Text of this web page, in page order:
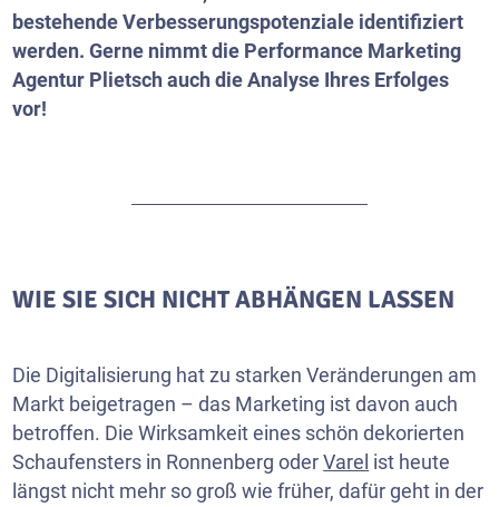
bestehende Verbesserungspotenziale identifiziert
werden. Gerne nimmt die Performance Marketing
Agentur Plietsch auch die Analyse Ihres Erfolges
vor!
WIE SIE SICH NICHT ABHÄNGEN LASSEN
Die Digitalisierung hat zu starken Veränderungen am
Markt beigetragen – das Marketing ist davon auch
betroffen. Die Wirksamkeit eines schön dekorierten
Schaufensters in Ronnenberg oderVarel ist heute
längst nicht mehr so groß wie früher, dafür geht in der